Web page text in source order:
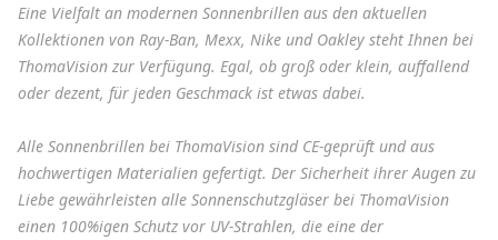
Eine Vielfalt an modernen Sonnenbrillen aus den aktuellen
Kollektionen von Ray-Ban, Mexx, Nike und Oakley steht Ihnen bei
ThomaVision zur Verfügung. Egal, ob groß oder klein, auffallend
oder dezent, für jeden Geschmack ist etwas dabei.
Alle Sonnenbrillen bei ThomaVision sind CE-geprüft und aus
hochwertigen Materialien gefertigt. Der Sicherheit ihrer Augen zu
Liebe gewährleisten alle Sonnenschutzgläser bei ThomaVision
einen 100%igen Schutz vor UV-Strahlen, die eine der